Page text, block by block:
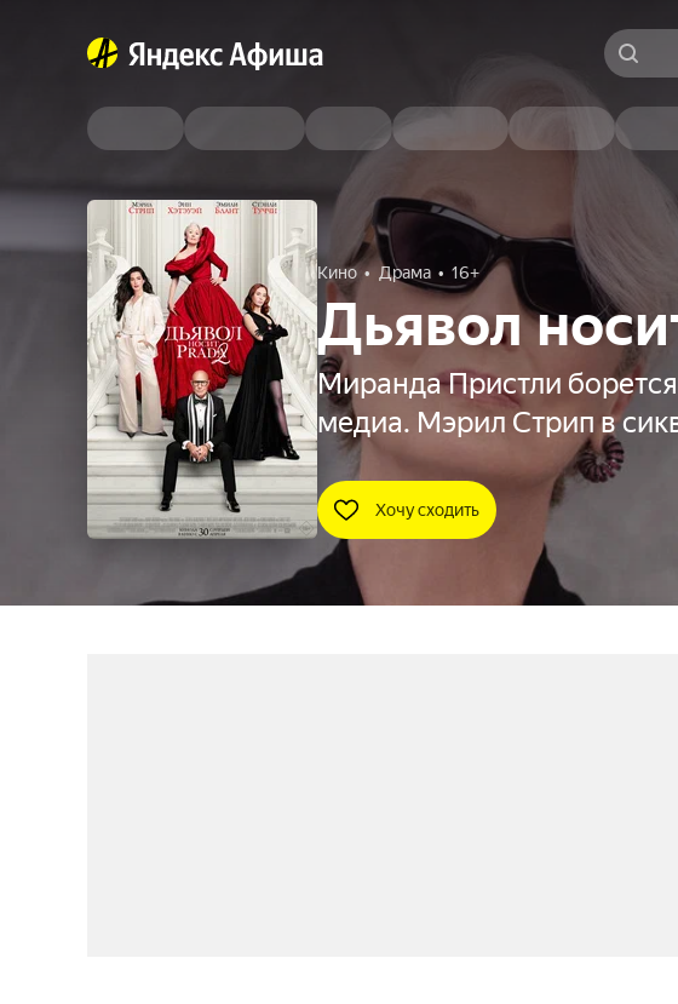
Кино Драма 16+
Дьявол
Миранда Пристли
медиа. Мэрил Стрип в
Хочу сходить